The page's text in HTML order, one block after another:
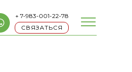
+ 7-983-001-22-78
СВЯЗАТЬСЯ